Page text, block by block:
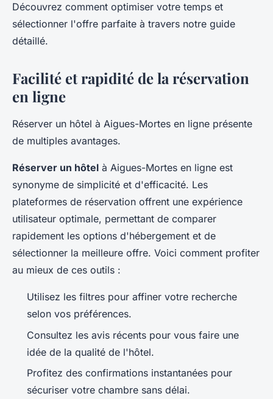
Baptiste•28 juillet 2024 •2 min de lecture
Découvrez comment optimiser votre temps et
sélectionner l'offre parfaite à travers notre guide
détaillé.
Facilité et rapidité de la réservation
en ligne
Réserver un hôtel à Aigues-Mortes en ligne présente
de multiples avantages.
Réserver un hôtel à Aigues-Mortes en ligne est
synonyme de simplicité et d'efficacité. Les
plateformes de réservation offrent une expérience
utilisateur optimale, permettant de comparer
rapidement les options d'hébergement et de
sélectionner la meilleure offre. Voici comment profiter
au mieux de ces outils :
Utilisez les filtres pour affiner votre recherche
selon vos préférences.
Consultez les avis récents pour vous faire une
idée de la qualité de l'hôtel.
Profitez des confirmations instantanées pour
sécuriser votre chambre sans délai.